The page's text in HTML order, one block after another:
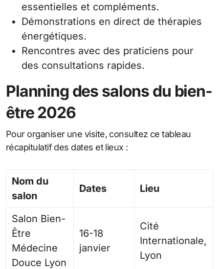
essentielles et compléments.
Démonstrations en direct de thérapies
énergétiques.
Rencontres avec des praticiens pour
des consultations rapides.
Planning des salons du bien-
être 2026
Pour organiser une visite, consultez ce tableau
récapitulatif des dates et lieux :
Nom du
salon
Dates Lieu
Salon Bien-
Être
Médecine
Douce Lyon
16-18
janvier
Cité
Internationale,
Lyon